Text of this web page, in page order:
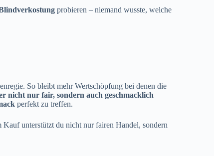
probieren – niemand wusste, welche
So bleibt mehr Wertschöpfung bei denen die
nicht nur fair, sondern auch geschmacklich
perfekt zu treffen.
unterstützt du nicht nur fairen Handel, sondern